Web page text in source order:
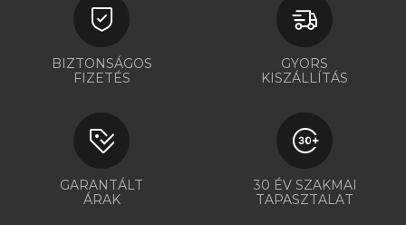
BIZTONSÁGOS
FIZETÉS
GYORS
KISZÁLLÍTÁS
GARANTÁLT
ÁRAK
30 ÉV SZAKMAI
TAPASZTALAT